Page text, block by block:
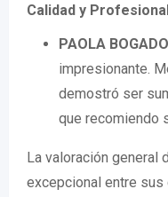
Calidad y
PAOLA BOGADO
impresionante.
demostró ser
que recomiendo
La valoración general
excepcional entre